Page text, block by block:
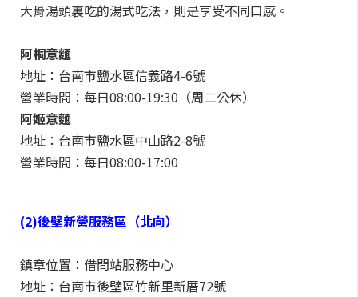
大骨湯頭裏吃的湯式吃法，則是享受不同口感。
阿桐意麵
地址：台南市鹽水區信義路4-6號
營業時間：每日08:00-19:30（周二公休）
阿姬意麵
地址：台南市鹽水區中山路2-8號
營業時間：每日08:00-17:00
(2)後壁新營服務區（北向）
鎮章位置：借問站服務中心
地址：台南市後壁區竹新里新厝72號